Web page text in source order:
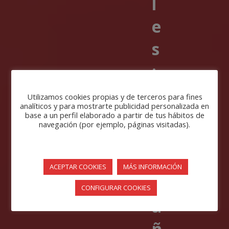
e
s
:
a
c
m
p
a
Utilizamos cookies propias y de terceros para fines
analíticos y para mostrarte publicidad personalizada en
base a un perfil elaborado a partir de tus hábitos de
navegación (por ejemplo, páginas visitadas).
ACEPTAR COOKIES MÁS INFORMACIÓN
CONFIGURAR COOKIES